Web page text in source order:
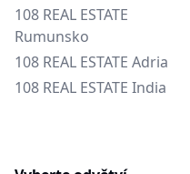
108 REAL ESTATE
Rumunsko
108 REAL ESTATE Adria
108 REAL ESTATE India